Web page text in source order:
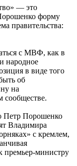
— это
форму
правительства:
с МВФ, как в
народное
в виде того
об
на
сообществе.
Петр Порошенко
Владимира
с кремлем,
премьер-министру